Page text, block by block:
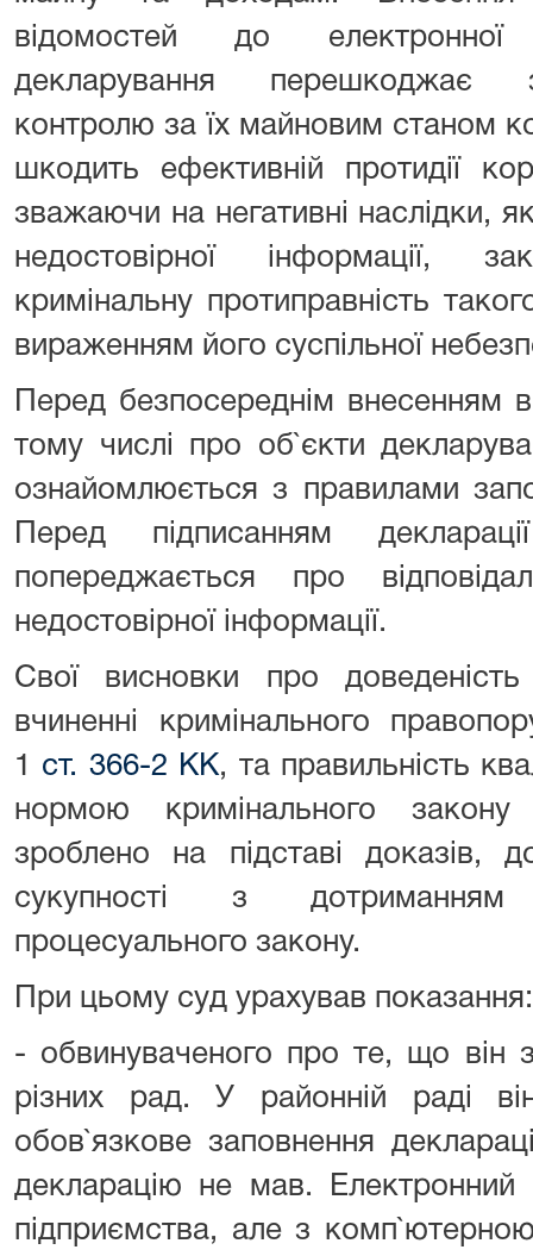
відомостей до електронної
декларування перешкоджає
контролю за їх майновим станом
шкодить ефективній протидії
зважаючи на негативні наслідки,
недостовірної інформації,
кримінальну протиправність
вираженням його суспільної
Перед безпосереднім внесенням
тому числі про об`єкти
ознайомлюється з правилами
Перед підписанням
попереджається про
недостовірної інформації.
Свої висновки про
вчиненні кримінального
1 ст. 366-2 КК, та правильність
нормою кримінального закону
зроблено на підставі доказів,
сукупності з дотриманням
процесуального закону.
При цьому суд урахував показання:
- обвинуваченого про те, що він
різних рад. У районній раді
обов`язкове заповнення
декларацію не мав.
підприємства, але з